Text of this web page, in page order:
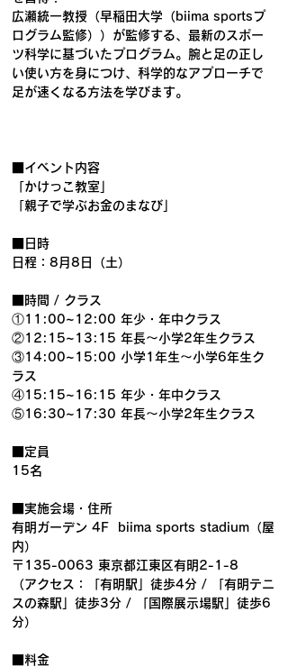
広瀬統一教授（早稲田大学（biima sportsプ
ログラム監修））が監修する、最新のスポー
ツ科学に基づいたプログラム。腕と足の正し
い使い方を身につけ、科学的なアプローチで
足が速くなる方法を学びます。
■イベント内容
「かけっこ教室」
「親子で学ぶお金のまなび」
■日時
日程：8月8日（土）
■時間 / クラス
①11:00~12:00 年少・年中クラス
②12:15~13:15 年長～小学2年生クラス
③14:00~15:00 小学1年生〜小学6年生ク
ラス
④15:15~16:15 年少・年中クラス
⑤16:30~17:30 年長～小学2年生クラス
■定員
15名
■実施会場・住所
有明ガーデン 4F  biima sports stadium（屋
内）
〒135-0063 東京都江東区有明2-1-8
（アクセス：「有明駅」徒歩4分 / 「有明テニ
スの森駅」徒歩3分 / 「国際展示場駅」徒歩6
分）
■料金